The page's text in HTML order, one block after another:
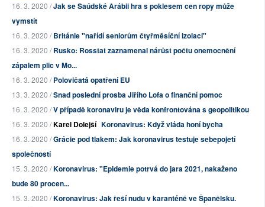
16. 3. 2020 /Jak se Saúdské Arábii hra s poklesem cen ropy může
vymstít
16. 3. 2020 /Británie "nařídí seniorům čtyřměsíční izolaci"
16. 3. 2020 /Rusko: Rosstat zaznamenal nárůst počtu onemocnění
zápalem plic v Mo...
16. 3. 2020 /Polovičatá opatření EU
13. 3. 2020 /Snad poslední prosba Jiřího Lofa o finanční pomoc
16. 3. 2020 /V případě koronaviru je věda konfrontována s geopolitikou
16. 3. 2020 /Karel Dolejší Koronavirus: Když vláda honí bycha
16. 3. 2020 /Grácie pod tlakem: Jak koronavirus testuje sebepojetí
společností
15. 3. 2020 /Koronavirus: "Epidemie potrvá do jara 2021, nakaženo
bude 80 procen...
15. 3. 2020 /Koronavirus: Jak řeší nudu v karanténě ve Španělsku.